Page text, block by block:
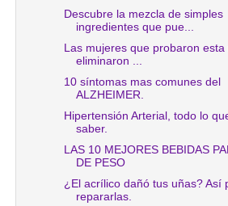
Descubre la mezcla de simples
ingredientes que pue...
Las mujeres que probaron esta
eliminaron ...
10 síntomas mas comunes del
ALZHEIMER.
Hipertensión Arterial, todo lo
saber.
LAS 10 MEJORES BEBIDAS
DE PESO
¿El acrílico dañó tus uñas? Así
repararlas.